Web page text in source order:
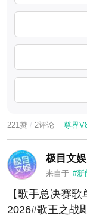
221赞 / 2评论 尊界
极目文娱
来自于 #新
【歌手总决赛
2026#歌王之战